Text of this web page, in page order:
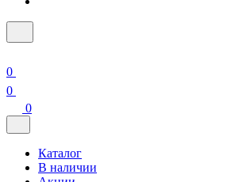
0
0
0
Каталог
В наличии